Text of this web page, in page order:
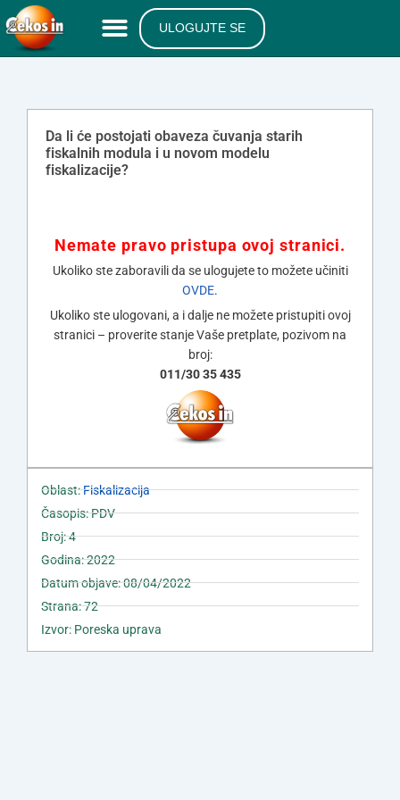
ULOGUJTE SE
Da li će postojati obaveza čuvanja starih
fiskalnih modula i u novom modelu
fiskalizacije?
Nemate pravo pristupa ovoj stranici.
Ukoliko ste zaboravili da se ulogujete to možete učiniti
OVDE.
Ukoliko ste ulogovani, a i dalje ne možete pristupiti ovoj
stranici – proverite stanje Vaše pretplate, pozivom na
broj:
011/30 35 435
Oblast:Fiskalizacija
Časopis: PDV
Broj: 4
Godina: 2022
Datum objave: 08/04/2022
Strana: 72
Izvor: Poreska uprava